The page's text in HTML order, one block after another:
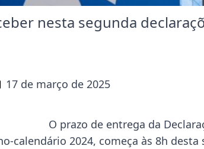
nesta segunda
17 de março de 2025
O prazo de entrega da
calendário 2024, começa às 8h